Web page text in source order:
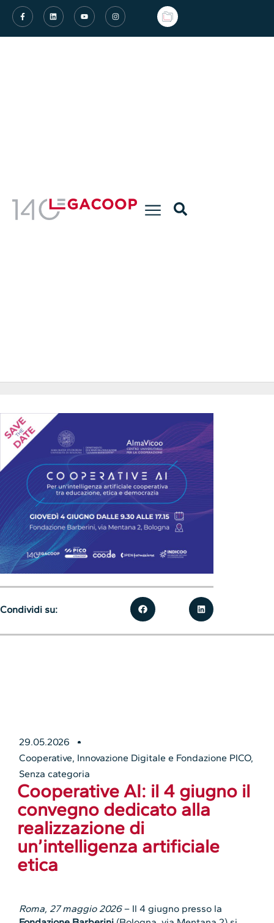
29.05.2026
Cooperative, Innovazione Digitale e Fondazione PICO,
Senza categoria
Cooperative AI: il 4 giugno il
convegno dedicato alla
realizzazione di
un’intelligenza artificiale
etica
Roma, 27 maggio 2026– Il 4 giugno presso la
Condividi su: